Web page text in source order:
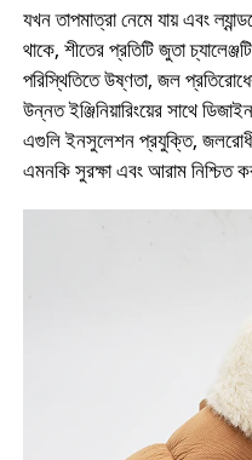
যখন তাপমাত্রা নেমে যায় এবং
থাকে, শীতের প্রতিটি জুতা
পরিস্থিতিতে উষ্ণতা, জল
উন্নত ইঞ্জিনিয়ারিংয়ের সাথে
এগুলি ইনসুলেশন প্রযুক্তি,
এমনকি সুরক্ষা এবং আরাম নিশ্চিত